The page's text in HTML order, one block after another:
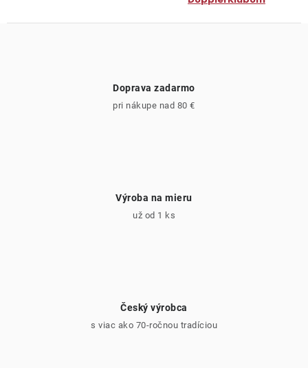
Doprava zadarmo
pri nákupe nad 80 €
Výroba na mieru
už od 1 ks
Český výrobca
s viac ako 70-ročnou tradíciou